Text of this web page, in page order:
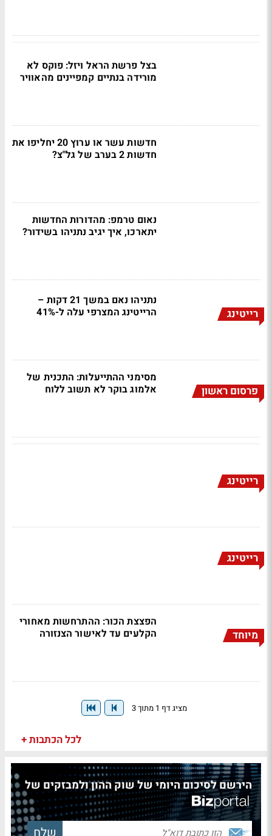
בצל פרשת הראל ויזל: פוקס לא
מורידה בנתיים קמפיינים מהאוויר
חדשות עשר או ערוץ 20 יחליפו את
חדשות 2 בערב של גל"צ?
נאום טרמפ: מהדורות החדשות
יתארכו, איך יגיב נתניהו בשידור?
רייטינג
נתניהו נאם במשך 21 דקות –
הרייטינג המצרפי עלה ל-41%
פרסום ראשון
מסימני ההתייעלות: התכנית של
אלמוג בוקר לא תשוב ללוח
רייטינג
רייטינג
מיוחד
הפצצת הכור: ההתרחשות מאחורי
הקלעים עד לאישור הצנזורה
מציג דף 1 מתוך 3
לכל הכתבות +
הירשם לסיכום היומי של שוק ההון ולמבזקים של